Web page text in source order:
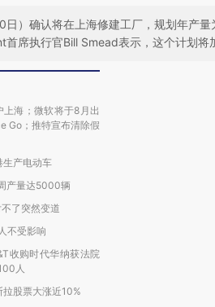
日）确认将在上海修建工厂，规划年产
席执行官Bill Smead表示，这个计划将
海；微软将于8月出
Go；推特宣布清除假
生产电动车
产量达5000辆
了突然变道
不受影响
收购时代华纳获法院
人
股票大涨近10%